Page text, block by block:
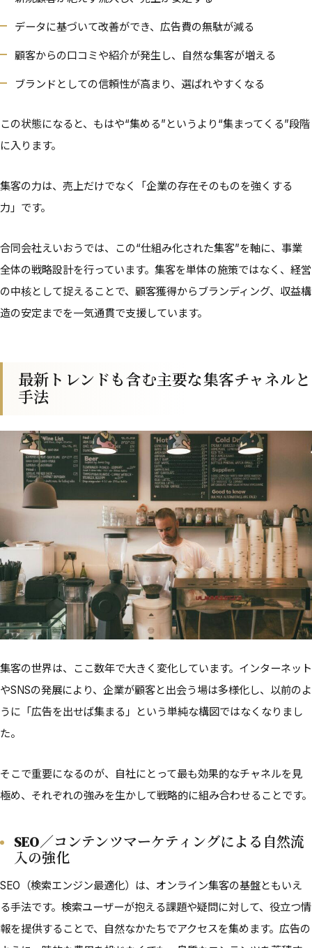
データに基づいて改善ができ、広告費の無駄が減る
顧客からの口コミや紹介が発生し、自然な集客が増える
ブランドとしての信頼性が高まり、選ばれやすくなる
この状態になると、もはや“集める”というより“集まってくる”段階
に入ります。
集客の力は、売上だけでなく「企業の存在そのものを強くする
力」です。
合同会社えいおうでは、この“仕組み化された集客”を軸に、事業
全体の戦略設計を行っています。集客を単体の施策ではなく、経営
の中核として捉えることで、顧客獲得からブランディング、収益構
造の安定までを一気通貫で支援しています。
最新トレンドも含む主要な集客チャネルと
手法
集客の世界は、ここ数年で大きく変化しています。インターネット
やSNSの発展により、企業が顧客と出会う場は多様化し、以前のよ
うに「広告を出せば集まる」という単純な構図ではなくなりまし
た。
そこで重要になるのが、自社にとって最も効果的なチャネルを見
極め、それぞれの強みを生かして戦略的に組み合わせることです。
SEO／コンテンツマーケティングによる自然流
入の強化
SEO（検索エンジン最適化）は、オンライン集客の基盤ともいえ
る手法です。検索ユーザーが抱える課題や疑問に対して、役立つ情
報を提供することで、自然なかたちでアクセスを集めます。広告の